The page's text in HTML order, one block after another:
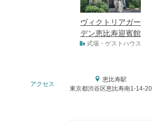
ヴィクトリアガー
デン恵比寿迎賓館
式場・ゲストハウス
アクセス
恵比寿駅
東京都渋谷区恵比寿南1-14-20